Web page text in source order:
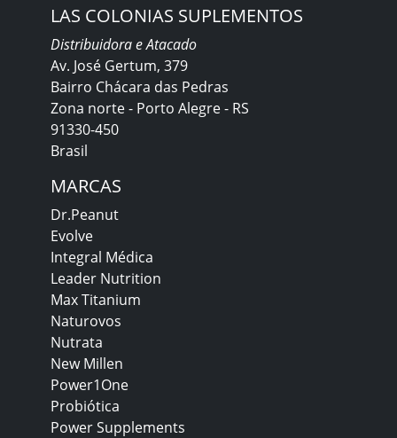
LAS COLONIAS SUPLEMENTOS
Distribuidora e Atacado
Av. José Gertum, 379
Bairro Chácara das Pedras
Zona norte - Porto Alegre - RS
91330-450
Brasil
MARCAS
Dr.Peanut
Evolve
Integral Médica
Leader Nutrition
Max Titanium
Naturovos
Nutrata
New Millen
Power1One
Probiótica
Power Supplements